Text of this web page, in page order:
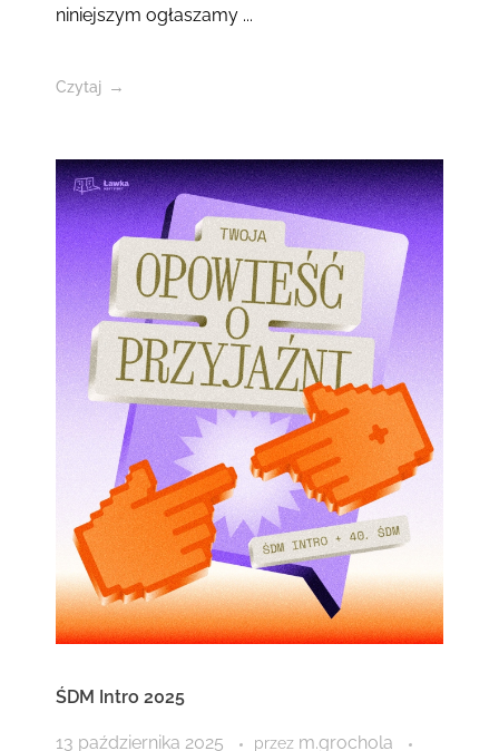
niniejszym ogłaszamy ...
Czytaj
ŚDM Intro 2025
13 października 2025 przez m.grochola